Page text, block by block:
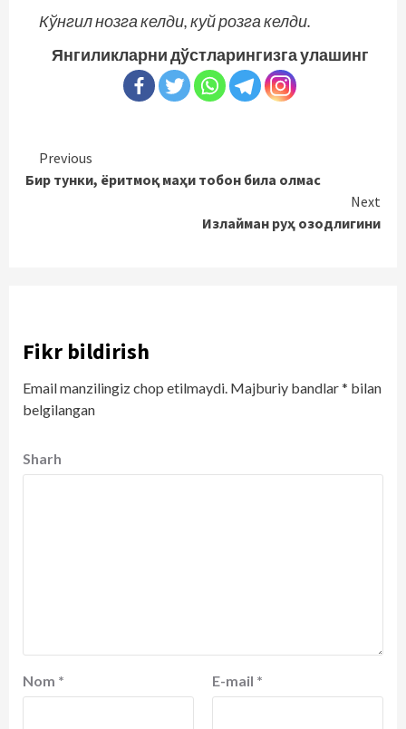
Кўнгил нозга келди, куй розга келди.
Янгиликларни дўстларингизга улашинг
Continue
Reading
Previous
Бир тунки, ёритмоқ маҳи тобон била олмас
Next
Излайман руҳ озодлигини
Fikr bildirish
Email manzilingiz chop etilmaydi. Majburiy bandlar* bilan
belgilangan
Sharh
Nom * E-mail *